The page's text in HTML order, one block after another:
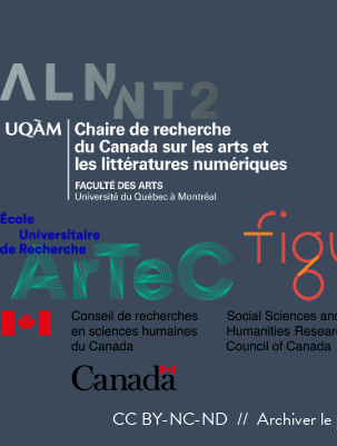
CC BY-NC-ND // Archiver le